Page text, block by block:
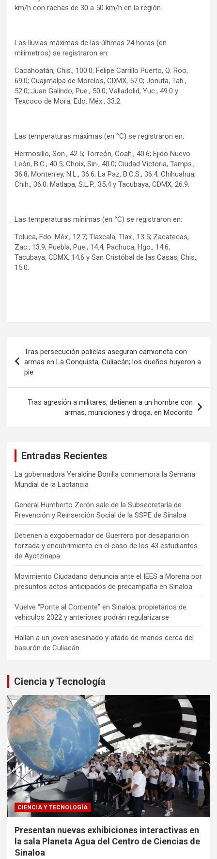
km/h con rachas de 30 a 50 km/h en la región.
Las lluvias máximas de las últimas 24 horas (en
milímetros) se registraron en:
Cacahoatán, Chis., 100.0; Felipe Carrillo Puerto, Q. Roo,
69.0; Cuajimalpa de Morelos, CDMX, 57.0; Jonuta, Tab.,
52.0; Juan Galindo, Pue., 50.0; Valladolid, Yuc., 49.0 y
Texcoco de Mora, Edo. Méx., 33.2.
Las temperaturas máximas (en °C) se registraron en:
Hermosillo, Son., 42.5; Torreón, Coah., 40.6; Ejido Nuevo
León, B.C., 40.5; Choix, Sin., 40.0; Ciudad Victoria, Tamps.,
36.8; Monterrey, N.L., 36.6; La Paz, B.C.S., 36.4; Chihuahua,
Chih., 36.0; Matlapa, S.L.P., 35.4 y Tacubaya, CDMX, 26.9.
Las temperaturas mínimas (en °C) se registraron en:
Toluca, Edo. Méx., 12.7; Tlaxcala, Tlax., 13.5; Zacatecas,
Zac., 13.9; Puebla, Pue., 14.4; Pachuca, Hgo., 14.6;
Tacubaya, CDMX, 14.6 y San Cristóbal de las Casas, Chis.,
15.0.
de
entradas
Tras persecución policías aseguran camioneta con
armas en La Conquista, Culiacán; los dueños huyeron a
pie
Tras agresión a militares, detienen a un hombre con
armas, municiones y droga, en Mocorito
Entradas Recientes
La gobernadora Yeraldine Bonilla conmemora la Semana
Mundial de la Lactancia
General Humberto Zerón sale de la Subsecretaría de
Prevención y Reinserción Social de la SSPE de Sinaloa
Detienen a exgobernador de Guerrero por desaparición
forzada y encubrimiento en el caso de los 43 estudiantes
de Ayotzinapa
Movimiento Ciudadano denuncia ante el IEES a Morena por
presuntos actos anticipados de precampaña en Sinaloa
Vuelve “Ponte al Corriente” en Sinaloa; propietarios de
vehículos 2022 y anteriores podrán regularizarse
Hallan a un joven asesinado y atado de manos cerca del
basurón de Culiacán
Ciencia y Tecnología
CIENCIA Y TECNOLOGÍA
Presentan nuevas exhibiciones interactivas en
la sala Planeta Agua del Centro de Ciencias de
Sinaloa